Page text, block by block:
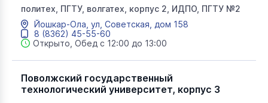
политех, ПГТУ, волгатех, корпус 2, ИДПО, ПГТУ №2
Йошкар-Ола, ул, Советская, дом 158
8 (8362) 45-55-60
Открыто, Обед с 12:00 до 13:00
Поволжский государственный
технологический университет, корпус 3